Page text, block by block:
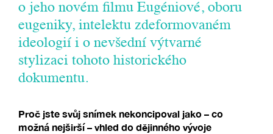
o jeho novém filmu Eugéniové, oboru
eugeniky, intelektu zdeformovaném
ideologií i o nevšední výtvarné
stylizaci tohoto historického
dokumentu.
Proč jste svůj snímek nekoncipoval jako – co
možná nejširší – vhled do dějinného vývoje